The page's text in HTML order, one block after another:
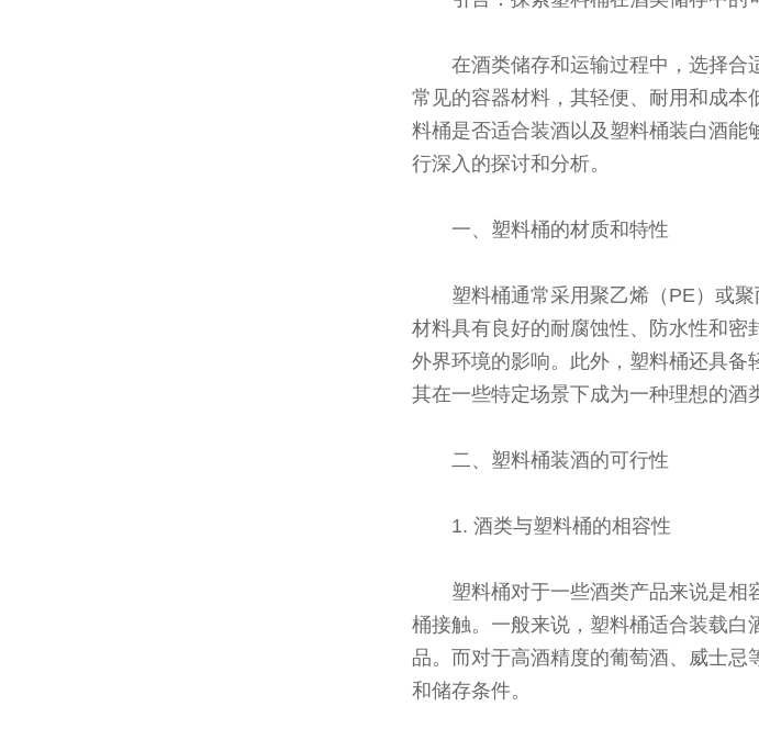
在酒类储存和运输过程中，选择合
常见的容器材料，其轻便、耐用和成本
料桶是否适合装酒以及塑料桶装白酒能
行深入的探讨和分析。
一、塑料桶的材质和特性
塑料桶通常采用聚乙烯（PE）或
材料具有良好的耐腐蚀性、防水性和密
外界环境的影响。此外，塑料桶还具备
其在一些特定场景下成为一种理想的酒
二、塑料桶装酒的可行性
1. 酒类与塑料桶的相容性
塑料桶对于一些酒类产品来说是
桶接触。一般来说，塑料桶适合装载白
品。而对于高酒精度的葡萄酒、威士
和储存条件。